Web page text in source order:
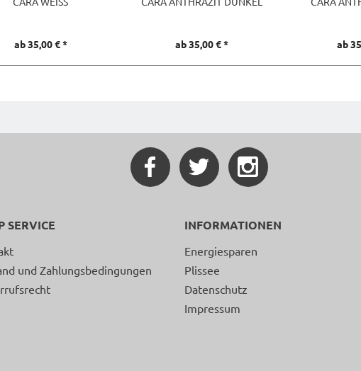
ab 35,00 € * ab 35,00 € * ab
SERVICE
und Zahlungsbedingungen
INFORMATIONEN
Energiesparen
Plissee
Datenschutz
Impressum